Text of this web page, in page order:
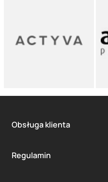
Obsługa klienta
Regulamin